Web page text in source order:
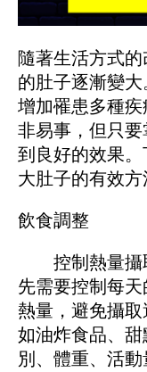
隨著生活方式
的肚子逐漸變
增加罹患多種
非易事，但只
到良好的效果
大肚子的有效方
飲食調整
控制熱量攝
先需要控制每
熱量，避免攝取
如油炸食品、
別、體重、活